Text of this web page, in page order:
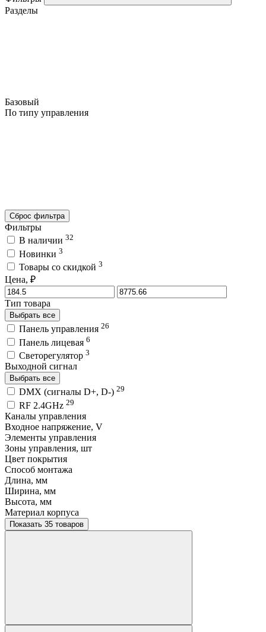
Разделы
Базовый
По типу управления
Сброс фильтра
Фильтры
В наличии 32
Новинки 3
Товары со скидкой 3
Цена, ₽
Тип товара
Выбрать все
Панель управления 26
Панель лицевая 6
Светорегулятор 3
Выходной сигнал
Выбрать все
DMX (сигналы D+, D-) 29
RF 2.4GHz 29
Каналы управления
Входное напряжение, V
Элементы управления
Зоны управления, шт
Цвет покрытия
Способ монтажа
Длина, мм
Ширина, мм
Высота, мм
Материал корпуса
Показать 35 товаров